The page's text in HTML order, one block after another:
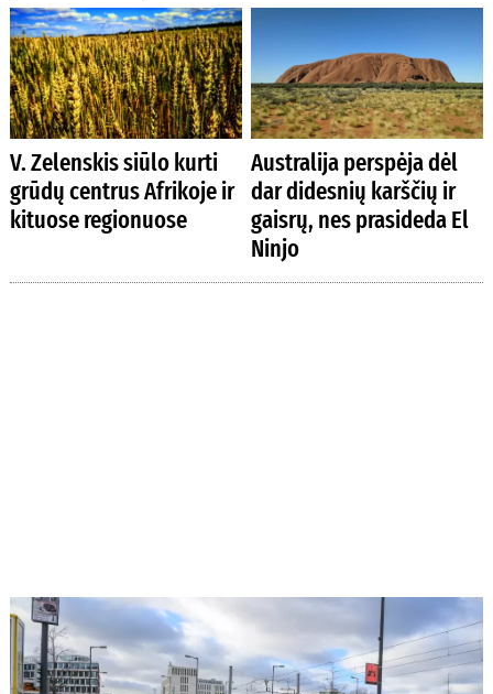
V. Zelenskis siūlo kurti
grūdų centrus Afrikoje ir
kituose regionuose
Australija perspėja dėl
dar didesnių karščių ir
gaisrų, nes prasideda El
Ninjo